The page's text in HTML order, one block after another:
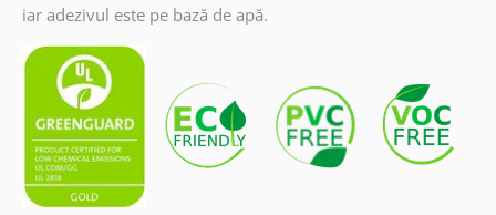
iar adezivul este pe bază de apă.